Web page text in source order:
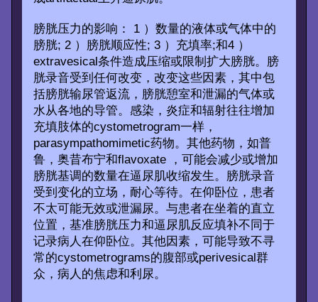
膀胱压力的影响： 1 ）数量的液体或气体中的
膀胱; 2 ）膀胱顺应性; 3 ）充填率;和4 ）
extravesical条件造成压缩或限制扩大膀胱。膀
胱录音受到任何改变，改变这些因素，其中包
括膀胱输尿管返流，膀胱憩室和泄漏的气体或
水从各地的导管。感染，炎症和辐射往往增加
充填肢体的cystometrogram一样，
parasympathomimetic药物。其他药物，如普
鲁，奥昔布宁和flavoxate ，可能会减少或增加
膀胱基调的数量在逼尿肌收缩发生。膀胱录音
受到变化的立场，耐心等待。在仰卧位，患者
不太可能无效或泄漏尿。与患者在坐着的直立
位置，基准膀胱压力和逼尿肌反应填补不同于
记录病人在仰卧位。其他因素，可能导致不寻
常的cystometrograms的腹部或perivesical群
众，病人的焦虑和利尿。